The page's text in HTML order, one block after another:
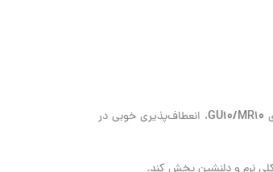
GU10/MR10، انعطاف‌پذیری خوبی در